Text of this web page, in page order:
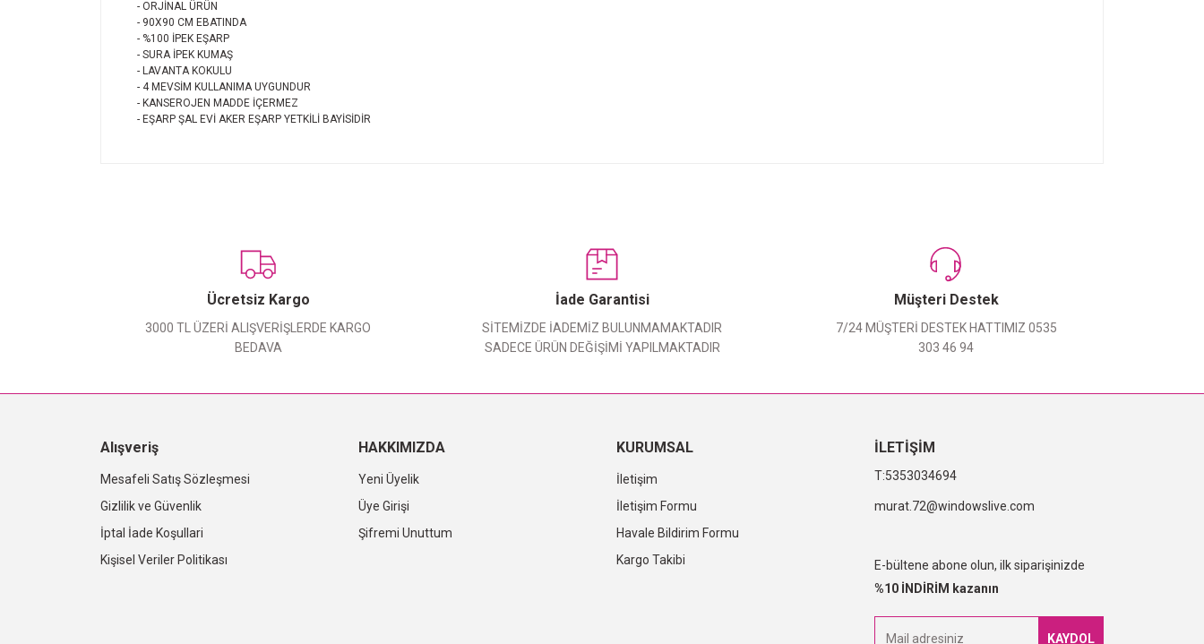
- ORJİNAL ÜRÜN
- 90X90 CM EBATINDA
- %100 İPEK EŞARP
- SURA İPEK KUMAŞ
- LAVANTA KOKULU
- 4 MEVSİM KULLANIMA UYGUNDUR
- KANSEROJEN MADDE İÇERMEZ
- EŞARP ŞAL EVİ AKER EŞARP YETKİLİ BAYİSİDİR
Yorum Yaz
Ücretsiz Kargo
3000 TL ÜZERİ ALIŞVERİŞLERDE KARGO
BEDAVA
İade Garantisi
SİTEMİZDE İADEMİZ BULUNMAMAKTADIR
SADECE ÜRÜN DEĞİŞİMİ YAPILMAKTADIR
Müşteri Destek
7/24 MÜŞTERİ DESTEK HATTIMIZ 0535
303 46 94
Alışveriş
Mesafeli Satış Sözleşmesi
Gizlilik ve Güvenlik
İptal İade Koşullari
Kişisel Veriler Politikası
HAKKIMIZDA
Yeni Üyelik
Üye Girişi
Şifremi Unuttum
KURUMSAL
İletişim
İletişim Formu
Havale Bildirim Formu
Kargo Takibi
İLETİŞİM
5353034694
murat.72@windowslive.com
E-bültene abone olun, ilk siparişinizde
%10 İNDİRİM kazanın
KAYDOL